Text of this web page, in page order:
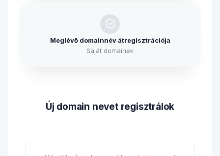
Meglévő domainnév átregisztrációja
Saját domainek
Új domain nevet regisztrálok